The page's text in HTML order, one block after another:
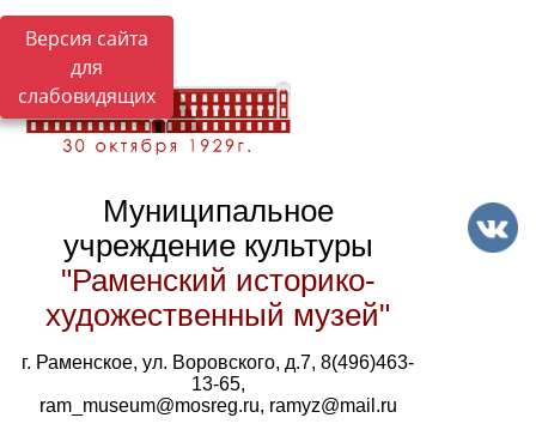
Версия сайта
для
слабовидящих
Муниципальное
учреждение культуры
"Раменский историко-
художественный музей"
г. Раменское, ул. Воровского, д.7, 8(496)463-
13-65,
ram_museum@mosreg.ru, ramyz@mail.ru